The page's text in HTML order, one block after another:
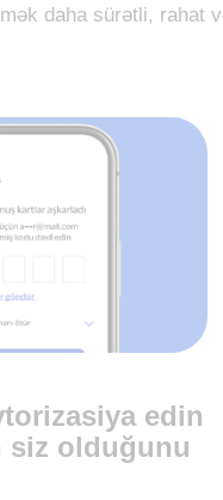
daha sürətli, rahat
edin
siz olduğunu